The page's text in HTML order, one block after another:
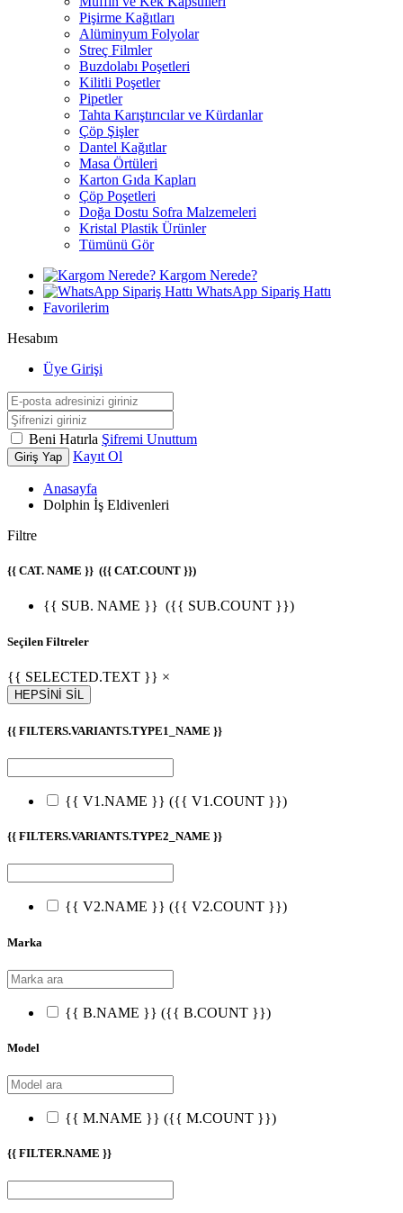
Pişirme Kağıtları
Alüminyum Folyolar
Streç Filmler
Buzdolabı Poşetleri
Kilitli Poşetler
Pipetler
Tahta Karıştırıcılar ve Kürdanlar
Çöp Şişler
Dantel Kağıtlar
Masa Örtüleri
Karton Gıda Kapları
Çöp Poşetleri
Doğa Dostu Sofra Malzemeleri
Kristal Plastik Ürünler
Tümünü Gör
Kargom Nerede?
WhatsApp Sipariş Hattı
Favorilerim
Hesabım
Üye Girişi
Beni Hatırla Şifremi Unuttum
Giriş Yap Kayıt Ol
Anasayfa
Dolphin İş Eldivenleri
Filtre
{{ CAT. NAME }} ({{ CAT.COUNT }})
{{ SUB. NAME }} ({{ SUB.COUNT }})
Seçilen Filtreler
{{ SELECTED.TEXT }} ×
HEPSİNİ SİL
{{ FILTERS.VARIANTS.TYPE1_NAME }}
{{ V1.NAME }} ({{ V1.COUNT }})
{{ FILTERS.VARIANTS.TYPE2_NAME }}
{{ V2.NAME }} ({{ V2.COUNT }})
Marka
{{ B.NAME }} ({{ B.COUNT }})
Model
{{ M.NAME }} ({{ M.COUNT }})
{{ FILTER.NAME }}